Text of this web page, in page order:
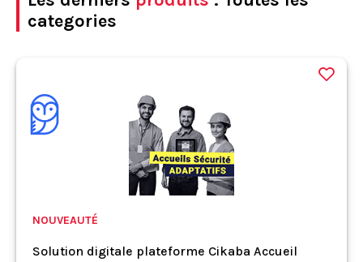
categories
NOUVEAUTÉ
Solution digitale plateforme Cikaba Accueil